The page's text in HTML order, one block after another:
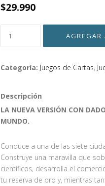
$29.990
Categoría: Juegos de Cartas,
Descripción
LA NUEVA VERSIÓN CON
MUNDO.
Conduce a una de las siete
Construye una maravilla que
científicos, desarrolla el
tu reserva de oro y, mientras